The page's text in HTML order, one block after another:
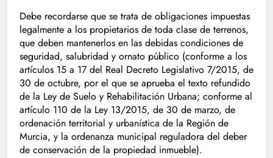
Debe recordarse que se trata de obligaciones impuestas
legalmente a los propietarios de toda clase de terrenos,
que deben mantenerlos en las debidas condiciones de
seguridad, salubridad y ornato público (conforme a los
artículos 15 a 17 del Real Decreto Legislativo 7/2015, de
30 de octubre, por el que se aprueba el texto refundido
de la Ley de Suelo y Rehabilitación Urbana; conforme al
artículo 110 de la Ley 13/2015, de 30 de marzo, de
ordenación territorial y urbanística de la Región de
Murcia, y la ordenanza municipal reguladora del deber
de conservación de la propiedad inmueble).